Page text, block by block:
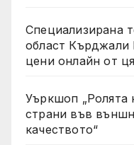
Специализирана
област
цени онлайн от
Уъркшоп „Ролята
страни във
качеството“